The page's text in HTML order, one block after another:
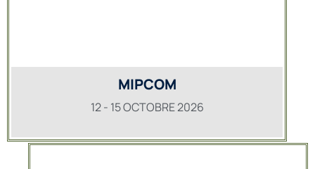
MIPCOM
12 - 15 OCTOBRE 2026